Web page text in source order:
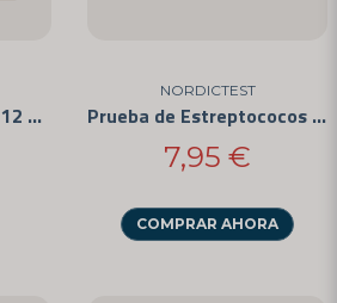
Prueba Multidrogas - 12 de las Drogas Más Abusadas
NORDICTEST
Prueba de Estreptococos en el Hogar
7,95 €
COMPRAR AHORA
Enviar pregunta